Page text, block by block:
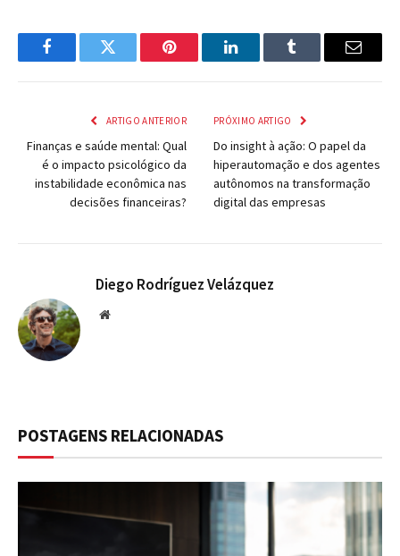
FacebookTwitter Pinterest LinkedInTumblr Email
ARTIGO ANTERIOR
Finanças e saúde mental: Qual
é o impacto psicológico da
instabilidade econômica nas
decisões financeiras?
PRÓXIMO ARTIGO
Do insight à ação: O papel da
hiperautomação e dos agentes
autônomos na transformação
digital das empresas
Diego Rodríguez Velázquez
Website
POSTAGENS RELACIONADAS